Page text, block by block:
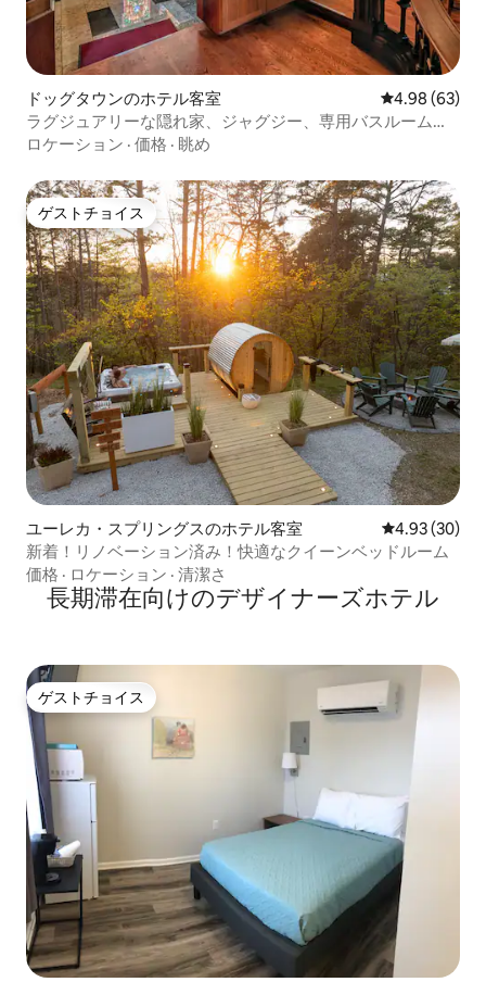
ドッグタウンのホテル客室 レビュー63
4.98 (63)
ラグジュアリーな隠れ家、ジャグジー、専用バスルーム、
最高のロケーション
ロケーション · 価格 · 眺め
ゲストチョイス
ゲストチョイス
ユーレカ・スプリングスのホテル客室 レビュー30
4.93 (30)
新着！リノベーション済み！快適なクイーンベッドルーム
価格 · ロケーション · 清潔さ
長期滞在向⁠け⁠のデ⁠ザ⁠イ⁠ナ⁠ー⁠ズホ⁠テ⁠ル
ゲストチョイス
ゲストチョイス